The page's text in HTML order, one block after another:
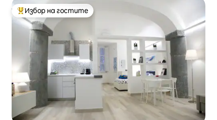
Най-популярен избор на гостите
Избор на гостите